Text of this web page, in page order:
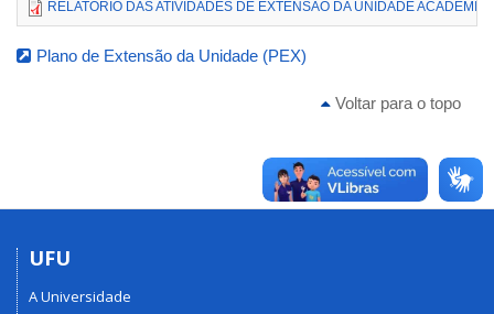
RELATÓRIO DAS ATIVIDADES DE EXTENSÃO DA UNIDADE
Plano de Extensão da Unidade (PEX)
Voltar para o topo
UFU
A Universidade